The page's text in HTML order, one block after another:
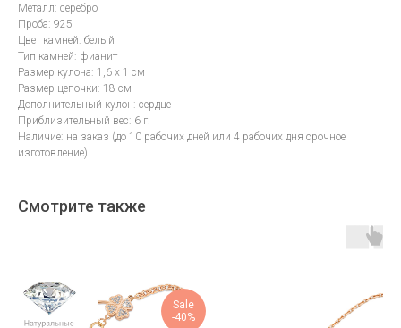
Металл: серебро
Проба: 925
Цвет камней: белый
Тип камней: фианит
Размер кулона: 1,6 х 1 см
Размер цепочки: 18 см
Дополнительный кулон: сердце
Приблизительный вес: 6 г.
Наличие: на заказ (до 10 рабочих дней или 4 рабочих дня срочное
изготовление)
Смотрите также
Sale
-40%